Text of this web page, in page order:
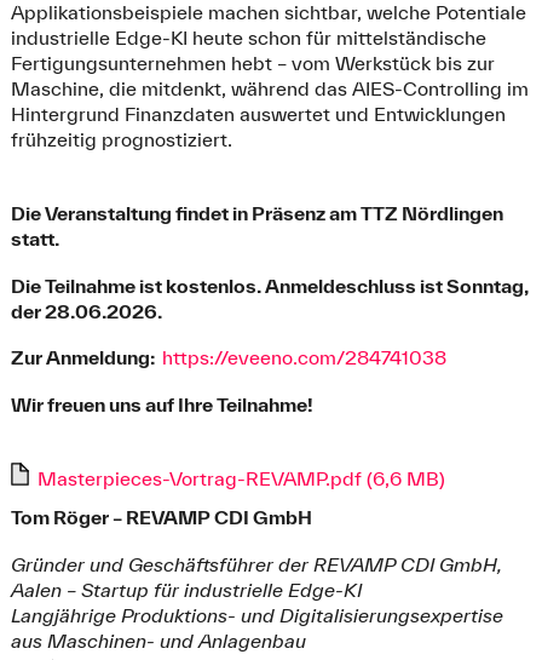
Applikationsbeispiele machen sichtbar, welche Potentiale
industrielle Edge-KI heute schon für mittelständische
Fertigungsunternehmen hebt – vom Werkstück bis zur
Maschine, die mitdenkt, während das AIES-Controlling im
Hintergrund Finanzdaten auswertet und Entwicklungen
frühzeitig prognostiziert.
Die Veranstaltung findet in Präsenz am TTZ Nördlingen
statt.
Die Teilnahme ist kostenlos. Anmeldeschluss ist Sonntag,
der 28.06.2026.
Zur Anmeldung: https://eveeno.com/284741038
Wir freuen uns auf Ihre Teilnahme!
Masterpieces-Vortrag-REVAMP.pdf (6,6 MB)
Tom Röger – REVAMP CDI GmbH
Gründer und Geschäftsführer der REVAMP CDI GmbH,
Aalen – Startup für industrielle Edge-KI
Langjährige Produktions- und Digitalisierungsexpertise
aus Maschinen- und Anlagenbau